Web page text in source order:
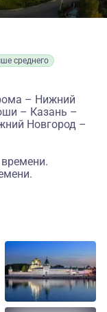
среднего
– Нижний
– Казань –
Новгород –